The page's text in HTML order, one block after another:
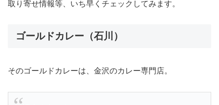
取り寄せ情報等、いち早くチェックしてみます。
ゴールドカレー（石川）
そのゴールドカレーは、金沢のカレー専門店。